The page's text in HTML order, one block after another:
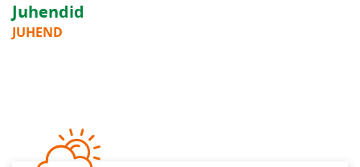
Juhendid
JUHEND